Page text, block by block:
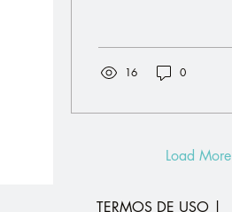
16 0
Load More
TERMOS DE USO |